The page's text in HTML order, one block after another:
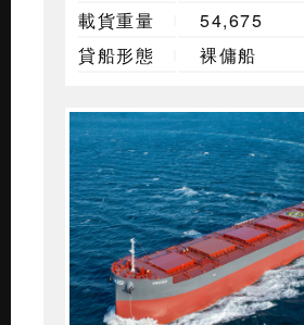
載貨重量
54,675
貸船形態
裸傭船